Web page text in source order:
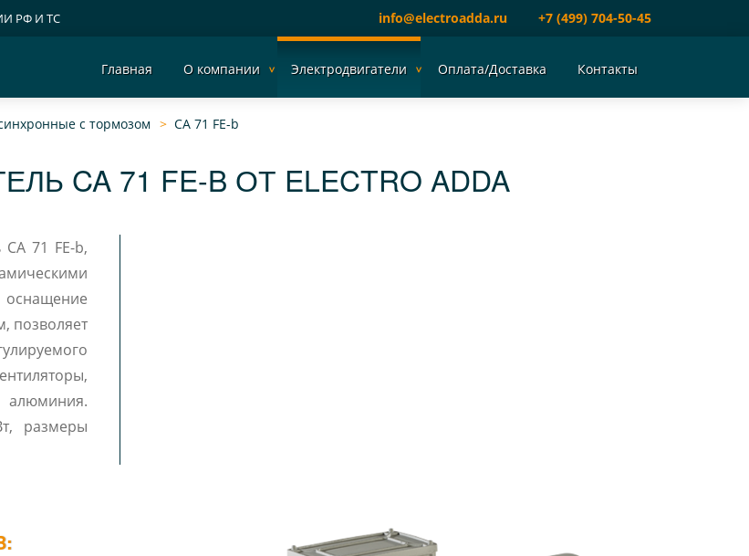
РФ И ТС info@electroadda.ru +7 (499) 704-50-45
Главная О компании Электродвигатели Оплата/Доставка Контакты
c тормозом CA 71 FE-b
CA 71 FE-B ОТ ELECTRO ADDA
71 FE-b,
позволяет
алюминия.